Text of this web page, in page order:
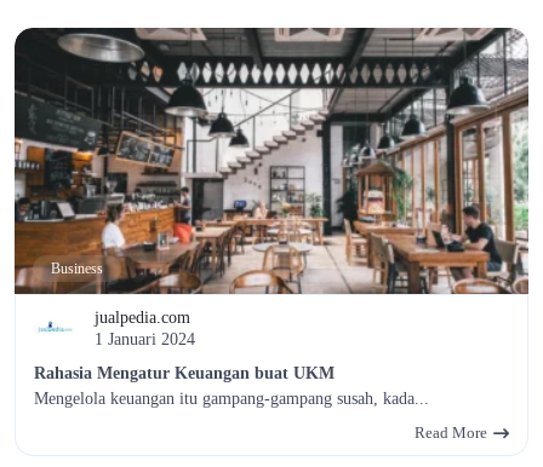
Business
jualpedia.com
1 Januari 2024
Rahasia Mengatur Keuangan buat UKM
Mengelola keuangan itu gampang-gampang susah, kada...
Read More